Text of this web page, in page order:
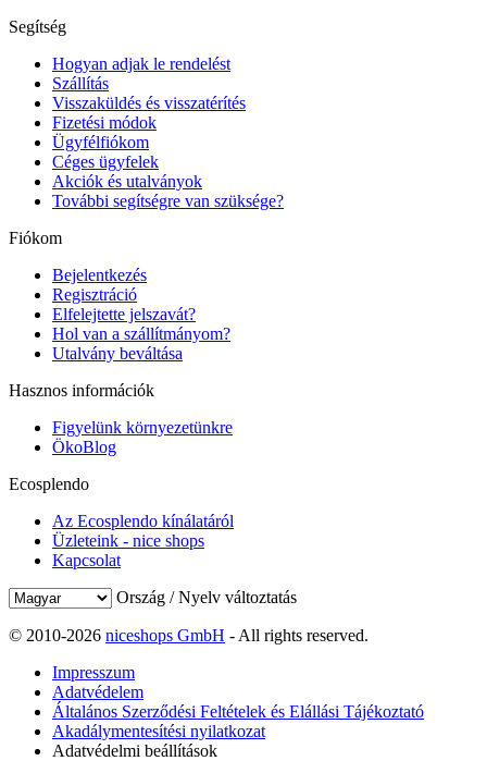
Segítség
Hogyan adjak le rendelést
Szállítás
Visszaküldés és visszatérítés
Fizetési módok
Ügyfélfiókom
Céges ügyfelek
Akciók és utalványok
További segítségre van szüksége?
Fiókom
Bejelentkezés
Regisztráció
Elfelejtette jelszavát?
Hol van a szállítmányom?
Utalvány beváltása
Hasznos információk
Figyelünk környezetünkre
ÖkoBlog
Ecosplendo
Az Ecosplendo kínálatáról
Üzleteink - nice shops
Kapcsolat
Ország / Nyelv változtatás
© 2010-2026 niceshops GmbH - All rights reserved.
Impresszum
Adatvédelem
Általános Szerződési Feltételek és Elállási Tájékoztató
Akadálymentesítési nyilatkozat
Adatvédelmi beállítások